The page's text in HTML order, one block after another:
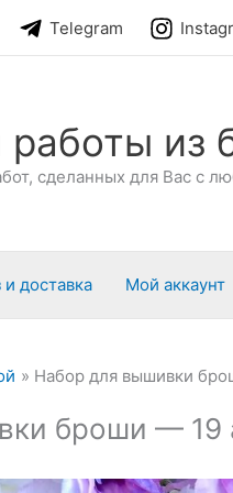
Telegram
из
сделанных для Вас с
и доставка Мой аккаунт
Набор для вышивки
броши — 19